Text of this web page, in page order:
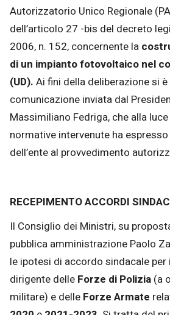
Autorizzatorio Unico Regionale
dell’articolo 27 -bis del decreto
2006, n. 152, concernente la
di un impianto fotovoltaico nel
(UD). Ai fini della deliberazione si
comunicazione inviata dal
Massimiliano Fedriga, che alla
normative intervenute ha
dell’ente al provvedimento
RECEPIMENTO ACCORDI
Il Consiglio dei Ministri, su
pubblica amministrazione Paolo
le ipotesi di accordo sindacale per
dirigente delle Forze di Polizia (a
militare) e delle Forze Armate